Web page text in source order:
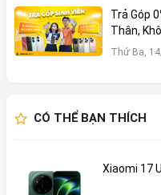
Trả Góp
Thân,
Thứ Ba,
CÓ THỂ BẠN THÍCH
Xiaomi 17